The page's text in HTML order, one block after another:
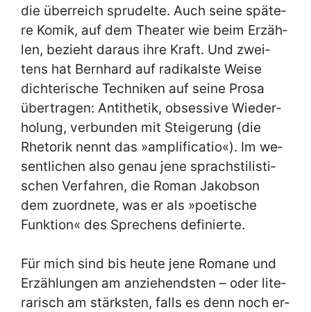
die über­reich spru­del­te. Auch sei­ne spä­te­
re Ko­mik, auf dem Thea­ter wie beim Er­zäh­
len, be­zieht dar­aus ih­re Kraft. Und zwei­
tens hat Bern­hard auf ra­di­kal­ste Wei­se
dich­te­ri­sche Tech­ni­ken auf sei­ne Pro­sa
über­tra­gen: An­ti­the­tik, ob­ses­si­ve Wie­der­
ho­lung, ver­bun­den mit Stei­ge­rung (die
Rhe­to­rik nennt das »am­pli­fi­ca­tio«). Im we­
sent­li­chen al­so ge­nau je­ne sprach­sti­li­sti­
schen Ver­fah­ren, die Ro­man Ja­kobson
dem zu­ord­ne­te, was er als »poe­ti­sche
Funk­ti­on« des Spre­chens de­fi­nier­te.
Für mich sind bis heu­te je­ne Ro­ma­ne und
Er­zäh­lun­gen am an­zie­hend­sten – oder li­te­
ra­risch am stärk­sten, falls es denn noch er­